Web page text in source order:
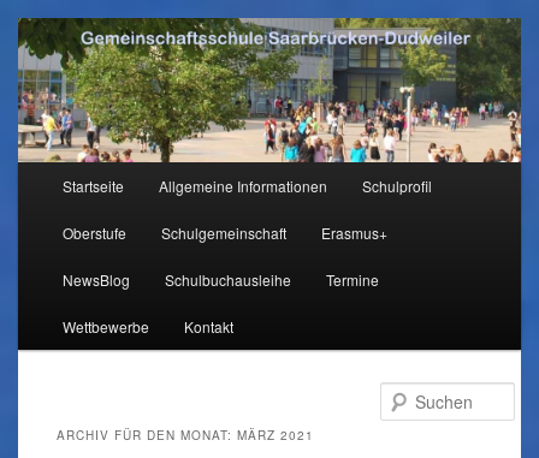
Zum
Inhalt
wechseln
Zum
sekundären
Inhalt
Startseite Allgemeine Informationen Schulprofil
Oberstufe Schulgemeinschaft Erasmus+
NewsBlog Schulbuchausleihe Termine
Wettbewerbe Kontakt
ARCHIV FÜR DEN MONAT: MÄRZ 2021